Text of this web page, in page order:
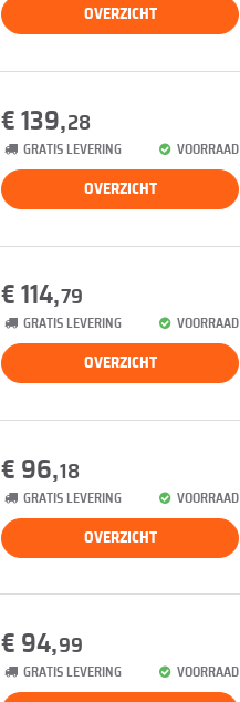
OVERZICHT
€ 139,28
GRATIS LEVERING VOORRAAD
OVERZICHT
€ 114,79
GRATIS LEVERING VOORRAAD
OVERZICHT
€ 96,18
GRATIS LEVERING VOORRAAD
OVERZICHT
€ 94,99
GRATIS LEVERING VOORRAAD